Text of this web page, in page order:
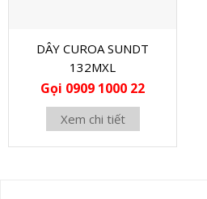
DÂY CUROA SUNDT
132MXL
Gọi 0909 1000 22
Xem chi tiết